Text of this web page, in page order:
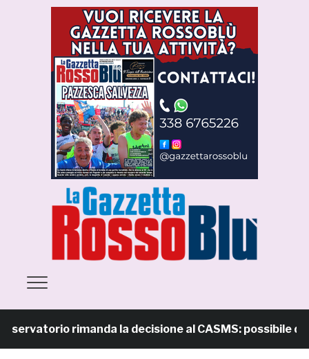
rimanda la decisione al CASMS: possibile